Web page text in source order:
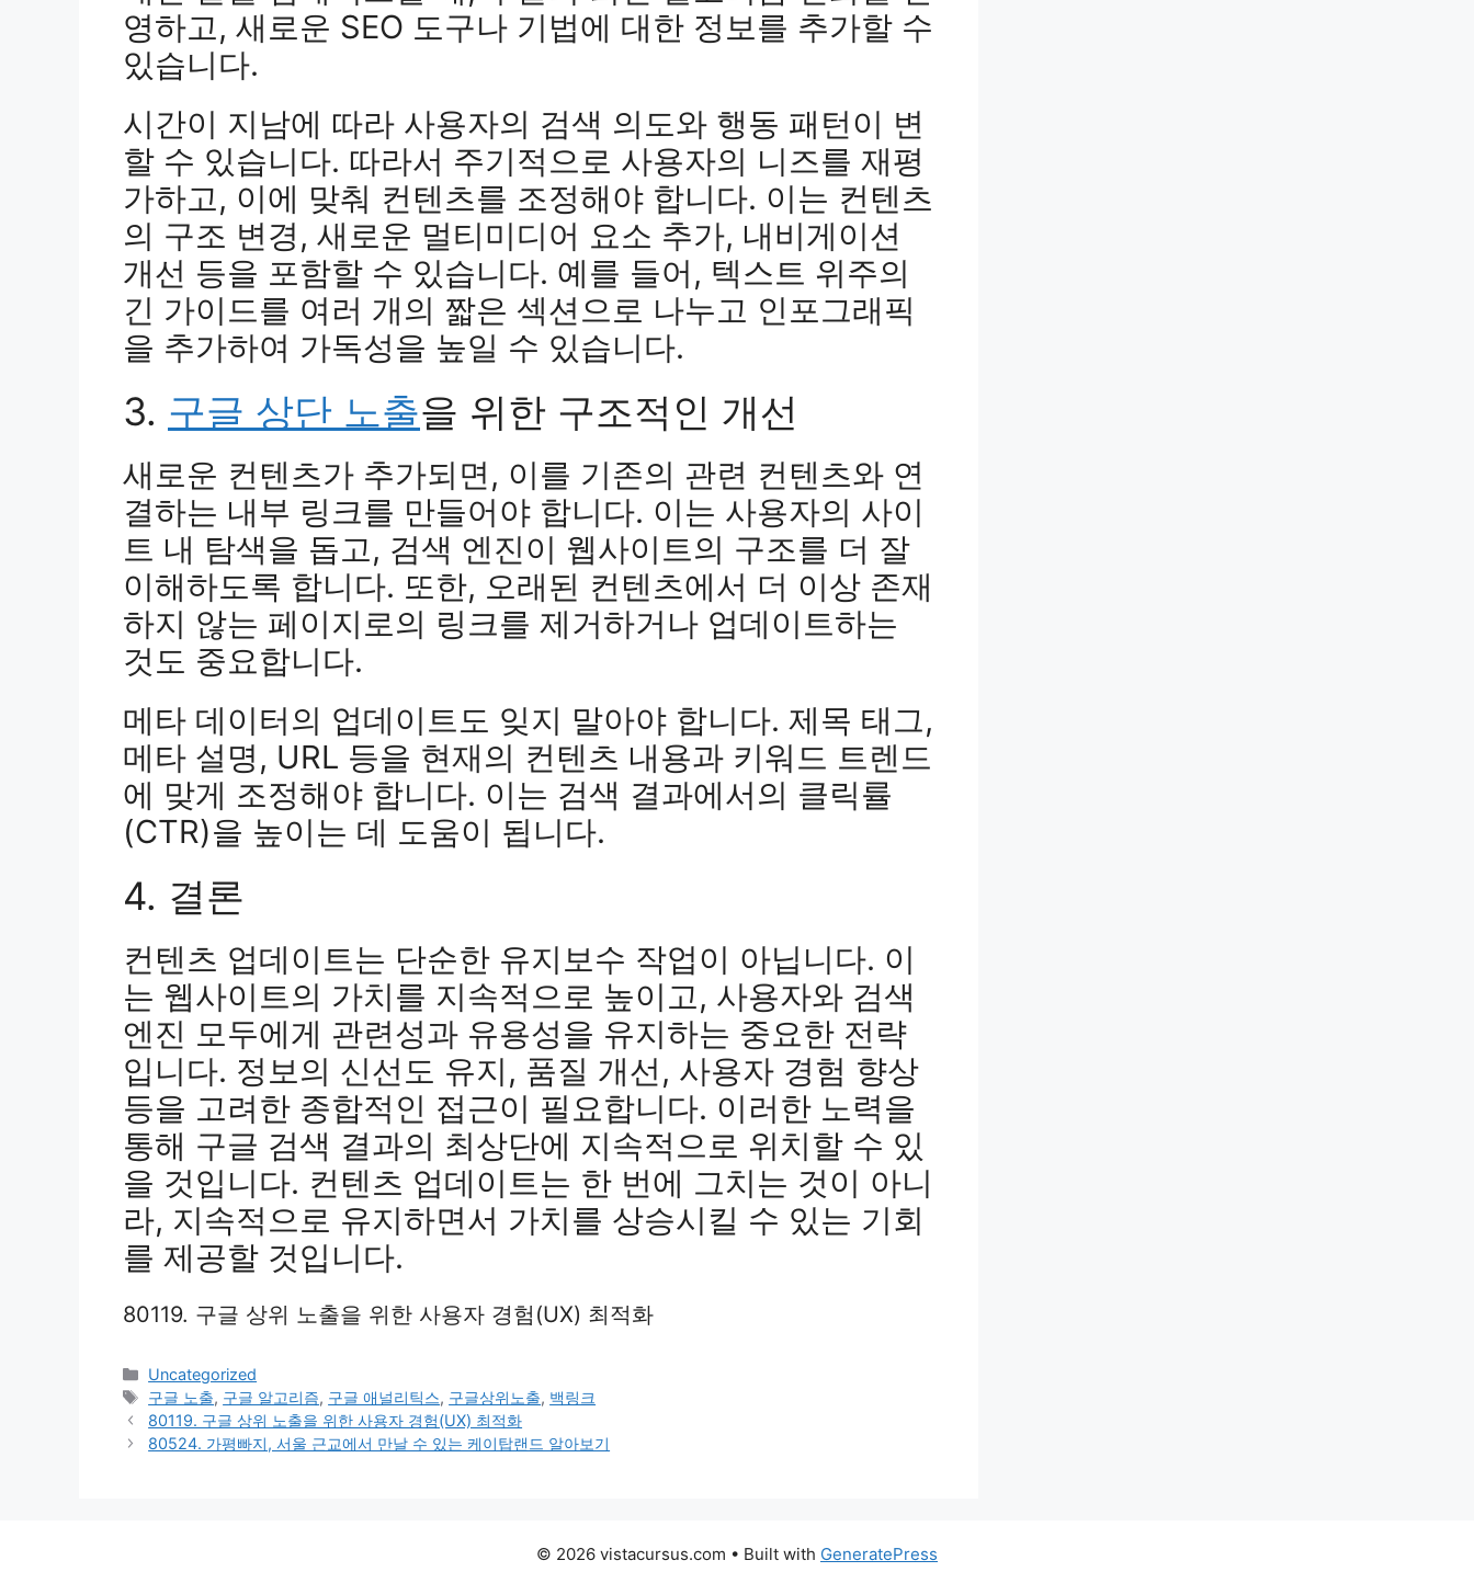
영하고, 새로운 SEO 도구나 기법에 대한 정보를 추가할 수
있습니다.
시간이 지남에 따라 사용자의 검색 의도와 행동 패턴이 변
할 수 있습니다. 따라서 주기적으로 사용자의 니즈를 재평
가하고, 이에 맞춰 컨텐츠를 조정해야 합니다. 이는 컨텐츠
의 구조 변경, 새로운 멀티미디어 요소 추가, 내비게이션
개선 등을 포함할 수 있습니다. 예를 들어, 텍스트 위주의
긴 가이드를 여러 개의 짧은 섹션으로 나누고 인포그래픽
을 추가하여 가독성을 높일 수 있습니다.
3. 구글 상단 노출을 위한 구조적인 개선
새로운 컨텐츠가 추가되면, 이를 기존의 관련 컨텐츠와 연
결하는 내부 링크를 만들어야 합니다. 이는 사용자의 사이
트 내 탐색을 돕고, 검색 엔진이 웹사이트의 구조를 더 잘
이해하도록 합니다. 또한, 오래된 컨텐츠에서 더 이상 존재
하지 않는 페이지로의 링크를 제거하거나 업데이트하는
것도 중요합니다.
메타 데이터의 업데이트도 잊지 말아야 합니다. 제목 태그,
메타 설명, URL 등을 현재의 컨텐츠 내용과 키워드 트렌드
에 맞게 조정해야 합니다. 이는 검색 결과에서의 클릭률
(CTR)을 높이는 데 도움이 됩니다.
4. 결론
컨텐츠 업데이트는 단순한 유지보수 작업이 아닙니다. 이
는 웹사이트의 가치를 지속적으로 높이고, 사용자와 검색
엔진 모두에게 관련성과 유용성을 유지하는 중요한 전략
입니다. 정보의 신선도 유지, 품질 개선, 사용자 경험 향상
등을 고려한 종합적인 접근이 필요합니다. 이러한 노력을
통해 구글 검색 결과의 최상단에 지속적으로 위치할 수 있
을 것입니다. 컨텐츠 업데이트는 한 번에 그치는 것이 아니
라, 지속적으로 유지하면서 가치를 상승시킬 수 있는 기회
를 제공할 것입니다.
80119. 구글 상위 노출을 위한 사용자 경험(UX) 최적화
Categories
Uncategorized
Tags
구글 노출, 구글 알고리즘, 구글 애널리틱스, 구글상위노출, 백링크
80119. 구글 상위 노출을 위한 사용자 경험(UX) 최적화
80524. 가평빠지, 서울 근교에서 만날 수 있는 케이탑랜드 알아보기
© 2026 vistacursus.com • Built with GeneratePress